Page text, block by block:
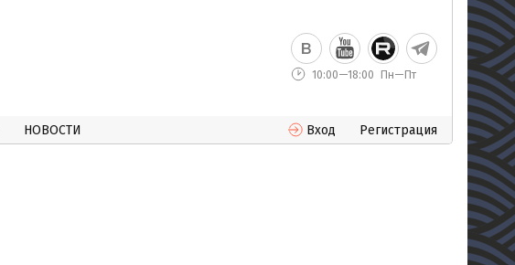
10:00—18:00
Пн—Пт
НОВОСТИ Вход Регистрация